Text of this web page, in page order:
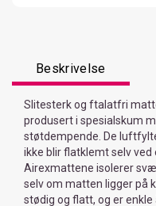
Beskrivelse
Slitesterk og ftalatfri
produsert i spesialskum
støtdempende. De
ikke blir flatklemt selv
Airexmattene isolerer
selv om matten ligger på
stødig og flatt, og er